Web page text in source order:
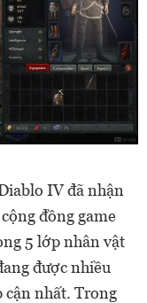
IV đã nhận
đồng game
5 lớp nhân vật
được nhiều
cận nhất. Trong